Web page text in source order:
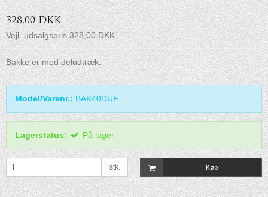
328,00 DKK
Vejl. udsalgspris 328,00 DKK
Bakke er med deludtræk.
Model/Varenr.: BAK40DUF
Lagerstatus: På lager
stk. Køb